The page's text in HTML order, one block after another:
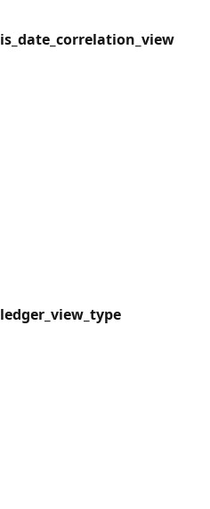
is_date_correlation_view
ledger_view_type